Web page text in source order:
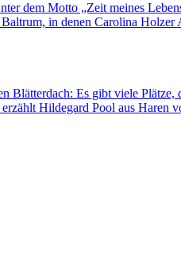
dem Motto „Zeit meines
in denen Carolina Holzer
Blätterdach: Es gibt viele
Hildegard Pool aus Haren